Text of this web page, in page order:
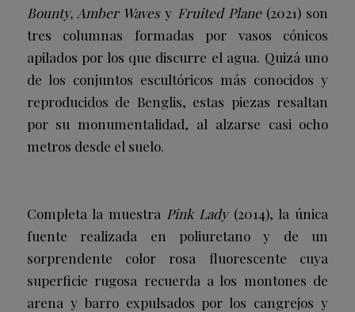
Bounty, Amber Wavesy Fruited Plane(2021) son
tres columnas formadas por vasos cónicos
apilados por los que discurre el agua. Quizá uno
de los conjuntos escultóricos más conocidos y
reproducidos de Benglis, estas piezas resaltan
por su monumentalidad, al alzarse casi ocho
metros desde el suelo.
Completa la muestra Pink Lady(2014), la única
fuente realizada en poliuretano y de un
sorprendente color rosa fluorescente cuya
superficie rugosa recuerda a los montones de
arena y barro expulsados por los cangrejos y